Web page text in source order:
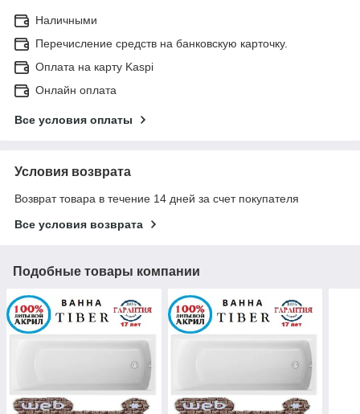
Наличными
Перечисление средств на банковскую карточку.
Оплата на карту Kaspi
Онлайн оплата
Все условия оплаты
Условия возврата
Возврат товара в течение 14 дней за счет покупателя
Все условия возврата
Подобные товары компании